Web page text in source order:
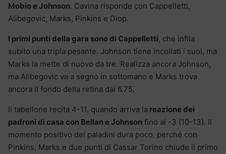
Mobio e Johnson. Cavina risponde con Cappelletti,
Alibegovic, Marks, Pinkins e Diop.
I primi punti della gara sono di Cappelletti, che infila
subito una tripla pesante. Johnson tiene incollati i suoi, ma
Marks la mette di nuovo da tre. Realizza ancora Johnson,
ma Alibegovic va a segno in sottomano e Marks trova
ancora il fondo della retina dai 6.75.
Il tabellone recita 4-11, quando arriva la reazione dei
padroni di casa con Bellan e Johnson fino al -3 (10-13). Il
momento positivo dei paladini dura poco, perché con
Pinkins, Marks e due punti di Cassar Torino chiude il primo